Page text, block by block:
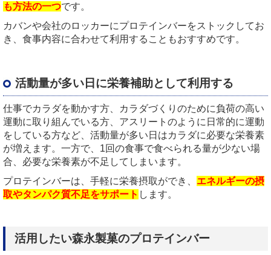
も方法の一つです。
カバンや会社のロッカーにプロテインバーをストックしてお
き、食事内容に合わせて利用することもおすすめです。
活動量が多い日に栄養補助として利用する
仕事でカラダを動かす方、カラダづくりのために負荷の高い
運動に取り組んでいる方、アスリートのように日常的に運動
をしている方など、活動量が多い日はカラダに必要な栄養素
が増えます。一方で、 1回の食事で食べられる量が少ない場
合、必要な栄養素が不足してしまいます。
プロテインバーは、手軽に栄養摂取ができ、 エネルギーの摂
取やタンパク質不足をサポート します。
活用したい森永製菓のプロテインバー